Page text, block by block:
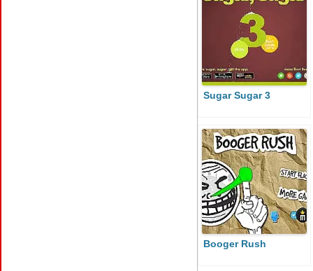
Sugar Sugar 3
Booger Rush